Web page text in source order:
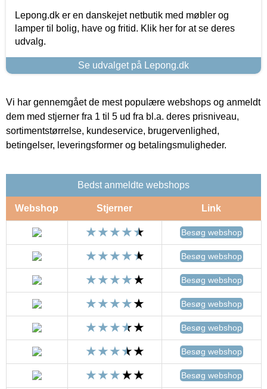
Lepong.dk er en danskejet netbutik med møbler og
lamper til bolig, have og fritid. Klik her for at se deres
udvalg.
Se udvalget på Lepong.dk
Vi har gennemgået de mest populære webshops og anmeldt
dem med stjerner fra 1 til 5 ud fra bl.a. deres prisniveau,
sortimentstørrelse, kundeservice, brugervenlighed,
betingelser, leveringsformer og betalingsmuligheder.
Bedst anmeldte webshops
Webshop Stjerner Link
Besøg webshop
Besøg webshop
Besøg webshop
Besøg webshop
Besøg webshop
Besøg webshop
Besøg webshop